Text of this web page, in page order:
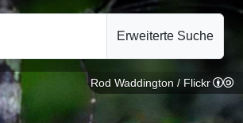
Erweiterte Suche
Rod Waddington / Flickr